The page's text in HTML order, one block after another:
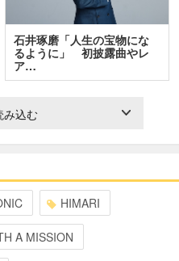
石井琢磨「人生の宝物にな
るように」 初披露曲やレ
ア…
み込む
HIMARI
A MISSION